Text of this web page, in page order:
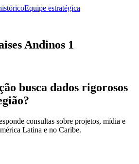
Equipe estratégica
Andinos 1
busca dados rigorosos
consultas sobre projetos, mídia e
Latina e no Caribe.